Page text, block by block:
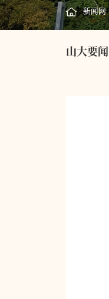
新闻网
山大要闻